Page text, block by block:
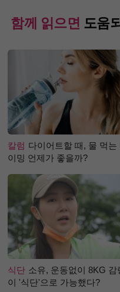
함께 읽으면 도움
칼럼 다이어트할 때, 물 먹는
이밍 언제가 좋을까?
식단 소유, 운동없이 8KG 감
이 '식단'으로 가능했다?